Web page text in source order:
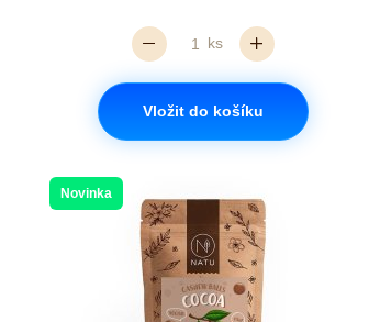
ks
Vložit do košíku
Novinka